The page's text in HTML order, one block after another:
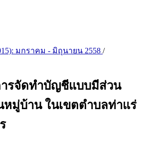
มกราคม - มิถุนายน 2558 /
รจัดทำบัญชีแบบมีส่วน
หมู่บ้าน ในเขตตำบลท่าแร่